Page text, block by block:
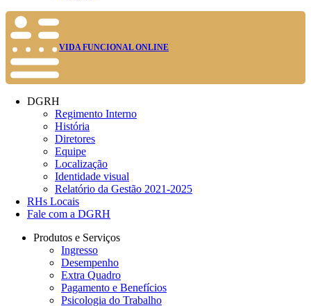
VIDA FUNCIONAL ONLINE
DGRH
Regimento Interno
História
Diretores
Equipe
Localização
Identidade visual
Relatório da Gestão 2021-2025
RHs Locais
Fale com a DGRH
Produtos e Serviços
Ingresso
Desempenho
Extra Quadro
Pagamento e Benefícios
Psicologia do Trabalho